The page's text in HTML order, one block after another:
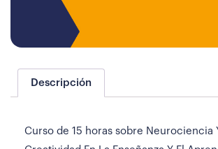
Descripción
Curso de 15 horas sobre Neurociencia